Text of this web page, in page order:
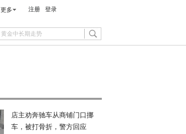
更多 注册 登录
店主劝奔驰车从商铺门口挪
车，被打骨折，警方回应